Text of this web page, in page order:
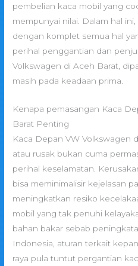
pembelian kaca mobil yang
mempunyai nilai. Dalam hal
dengan komplet semua hal
perihal penggantian dan
Volkswagen di Aceh Barat,
masih pada keadaan prima.
Kenapa pemasangan Kaca
Barat Penting
Kaca Depan VW Volkswagen
atau rusak bukan cuma
perihal keselamatan.
bisa meminimalisir kejelasan
meningkatkan resiko
mobil yang tak penuhi
bahan bakar sebab
Indonesia, aturan terkait
raya pula tuntut pergantian